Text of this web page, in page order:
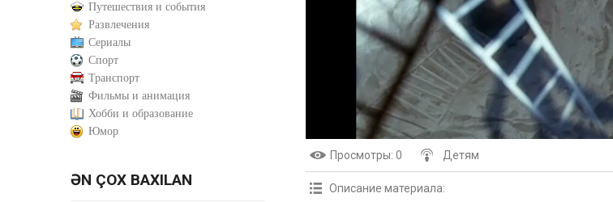
Просмотры: 0 Детям
Описание материала:
Путешествия и события
Развлечения
Сериалы
Спорт
Транспорт
Фильмы и анимация
Хобби и образование
Юмор
ƏN ÇOX BAXILAN